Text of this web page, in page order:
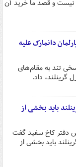
نیست و قصد ما خرید آن
دانمارک علیه
تند به مقام‌های
داد.
باید بخشی از
دفتر کاخ سفید گفت
باید بخشی از